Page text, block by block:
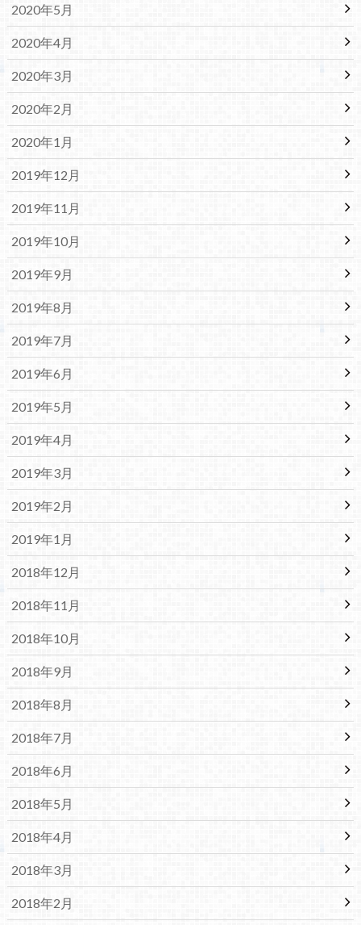
2020年5月
2020年4月
2020年3月
2020年2月
2020年1月
2019年12月
2019年11月
2019年10月
2019年9月
2019年8月
2019年7月
2019年6月
2019年5月
2019年4月
2019年3月
2019年2月
2019年1月
2018年12月
2018年11月
2018年10月
2018年9月
2018年8月
2018年7月
2018年6月
2018年5月
2018年4月
2018年3月
2018年2月